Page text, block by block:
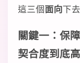
這三個面向下
關鍵一：保
契合度到底